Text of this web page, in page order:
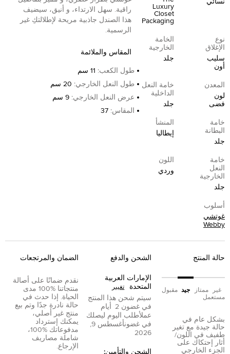
نسائي
Luxury
Closet
Packaging
نوع
الإغلاق
سليب
أون
الخامة
الخارجية
جلد
المعدن
لون
فضى
خامة النعل
الداخلية
جلد
خامة
البطانة
جلد
المنشأ
إيطاليا
خامة
النعل
الخارجية
جلد
اللون
وردي
أسلوب
غوتشي
Webby
راقية. سهل الارتداء، و أنيق، سيضيف
هذا الصندل جاذبية مريحة لإطلالتكِ غير
الرسمية.
المقاس والملائمة
طول الكعب: 11 سم
طول النعل الخارجي: 20 سم
عرض النعل الخارجي: 9 سم
المقاس:
37
حالة المنتج
غير
مستعمل
ممتاز جيد مقبول
بشكل عام في
حالة جيدة مع تغير
طفيف في اللون/
أثار إحتكاك على
الجزء الخارجي
الشحن والدفع
الإمارات العربية
المتحدة
تغيير
سيتم شحن هذا المنتج
في غضون 2
أيام
عملأطلب اليوم ليصلك
في غضون
أغسطس 9,
2026
الشحن والتأمين:
الضمان والمرتجعات
نقدم ضمانًا على أصالة
منتجاتنا %100 مدى
الحياة. إذا حدث في
حالة نادرة جدًا وتم بيع
منتج غير أصلي،
يمكنك إسترداد
مدفوعاتك %100،
شاملة مصاريف
الإرجاع.